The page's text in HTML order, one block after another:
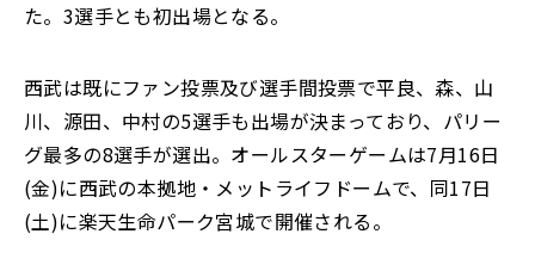
た。3選手とも初出場となる。
西武は既にファン投票及び選手間投票で平良、森、山
川、源田、中村の5選手も出場が決まっており、パリー
グ最多の8選手が選出。オールスターゲームは7月16日
(金)に西武の本拠地・メットライフドームで、同17日
(土)に楽天生命パーク宮城で開催される。